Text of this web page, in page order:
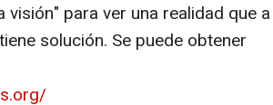
para ver una realidad que a
solución. Se puede obtener